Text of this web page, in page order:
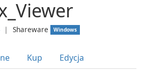
❘ Shareware Windows
Kup Edycja